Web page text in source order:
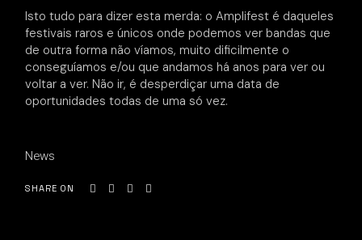
Isto tudo para dizer esta merda: o Amplifest é daqueles
festivais raros e únicos onde podemos ver bandas que
de outra forma não víamos, muito dificilmente o
conseguíamos e/ou que andamos há anos para ver ou
voltar a ver. Não ir, é desperdiçar uma data de
oportunidades todas de uma só vez.
News
SHARE ON